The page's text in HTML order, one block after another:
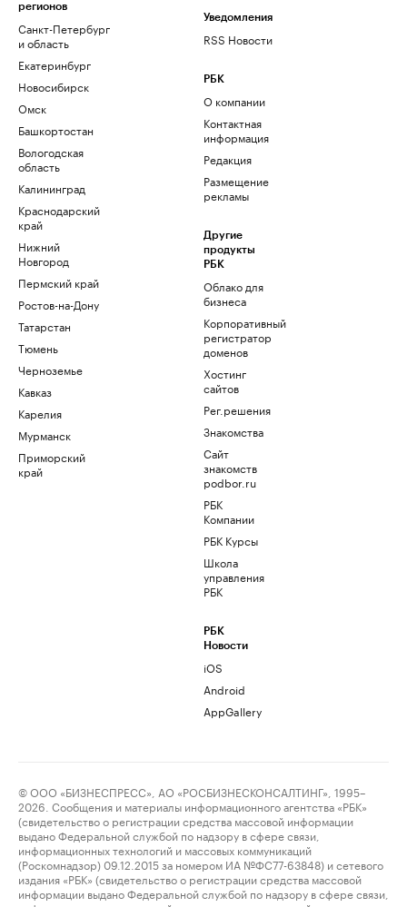
регионов
Санкт-Петербург
и область
Екатеринбург
Новосибирск
Омск
Башкортостан
Вологодская
область
Калининград
Краснодарский
край
Нижний
Новгород
Пермский край
Ростов-на-Дону
Татарстан
Тюмень
Черноземье
Кавказ
Карелия
Мурманск
Приморский
край
Уведомления
RSS Новости
РБК
О компании
Контактная
информация
Редакция
Размещение
рекламы
Другие
продукты
РБК
Облако для
бизнеса
Корпоративный
регистратор
доменов
Хостинг
сайтов
Рег.решения
Знакомства
Сайт
знакомств
podbor.ru
РБК
Компании
РБК Курсы
Школа
управления
РБК
РБК
Новости
iOS
Android
AppGallery
© ООО «БИЗНЕСПРЕСС», АО «РОСБИЗНЕСКОНСАЛТИНГ», 1995–
2026. Сообщения и материалы информационного агентства «РБК»
(свидетельство о регистрации средства массовой информации
выдано Федеральной службой по надзору в сфере связи,
информационных технологий и массовых коммуникаций
(Роскомнадзор) 09.12.2015 за номером ИА №ФС77-63848) и сетевого
издания «РБК» (свидетельство о регистрации средства массовой
информации выдано Федеральной службой по надзору в сфере связи,